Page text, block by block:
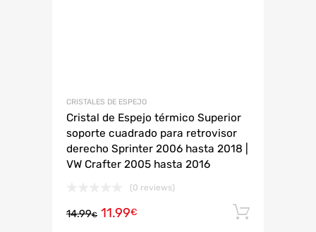
CRISTALES DE ESPEJO
Cristal de Espejo térmico Superior
soporte cuadrado para retrovisor
derecho Sprinter 2006 hasta 2018 |
VW Crafter 2005 hasta 2016
(0 reviews)
14.99€ 11.99€